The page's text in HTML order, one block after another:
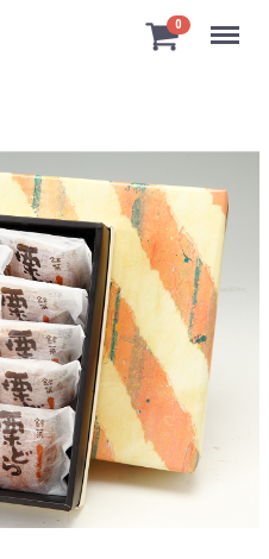
0 Menu